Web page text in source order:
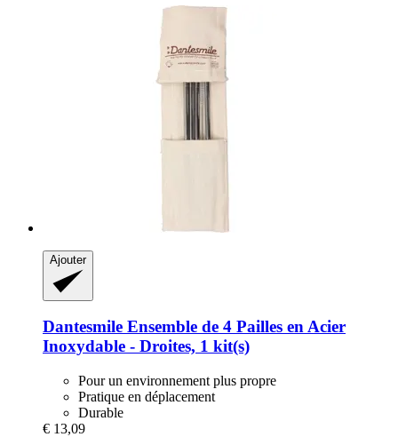
Ajouter
Dantesmile Ensemble de 4 Pailles en Acier
Inoxydable -​ Droites, 1 kit(s)
Pour un environnement plus propre
Pratique en déplacement
Durable
€ 13,09